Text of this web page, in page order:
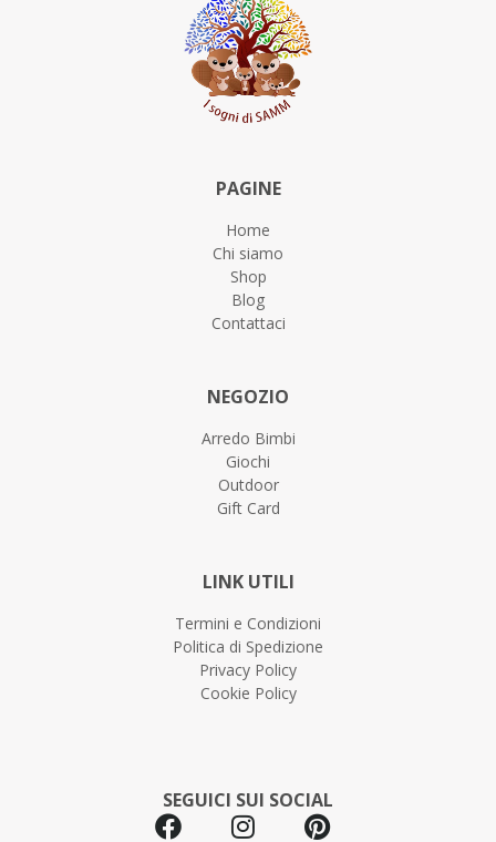
PAGINE
Home
Chi siamo
Shop
Blog
Contattaci
NEGOZIO
Arredo Bimbi
Giochi
Outdoor
Gift Card
LINK UTILI
Termini e Condizioni
Politica di Spedizione
Privacy Policy
Cookie Policy
SEGUICI SUI SOCIAL